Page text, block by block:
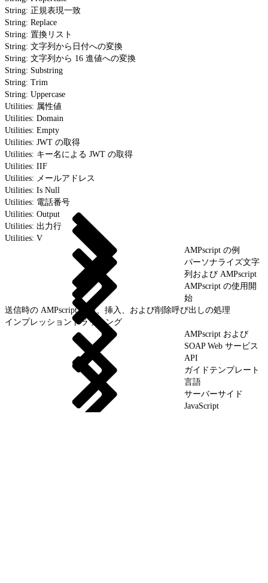
String: 正規表現一致
String: Replace
String: 置換リスト
String: 文字列から日付への変換
String: 文字列から 16 進値への変換
String: Substring
String: Trim
String: Uppercase
Utilities: 属性値
Utilities: Domain
Utilities: Empty
Utilities: JWT の取得
Utilities: キー名による JWT の取得
Utilities: IIF
Utilities: メールアドレス
Utilities: Is Null
Utilities: 電話番号
Utilities: Output
Utilities: 出力行
Utilities: V
AMPscript の例
パーソナライズ文字
列および AMPscript
AMPscript の使用開
始
送信時の AMPscript 更新、挿入、および削除呼び出しの処理
インプレッショントラッキング
AMPscript および
SOAP Web サービス
API
ガイドテンプレート
言語
サーバーサイド
JavaScript